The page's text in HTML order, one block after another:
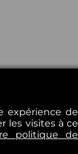
expérience de
les visites à ce
politique de